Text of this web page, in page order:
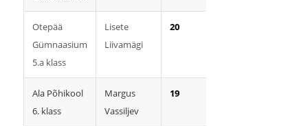
Otepää
Gümnaasium
5.a klass
Lisete
Liivamägi
20
Ala Põhikool
6. klass
Margus
Vassiljev
19